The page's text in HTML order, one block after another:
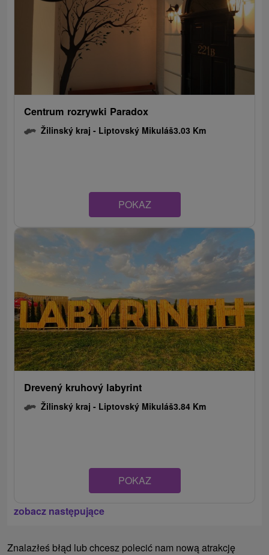
Centrum rozrywki Paradox
Žilinský kraj - Liptovský Mikuláš3.03 Km
POKAZ
Drevený kruhový labyrint
Žilinský kraj - Liptovský Mikuláš3.84 Km
POKAZ
zobacz następujące
Znalazłeś błąd lub chcesz polecić nam nową atrakcję